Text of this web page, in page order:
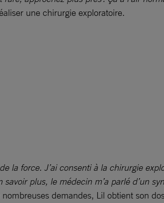
une chirurgie exploratoire.
la force. J’ai consenti à la chirurgie
savoir plus, le médecin m’a parlé d’un
demandes, Lil obtient son